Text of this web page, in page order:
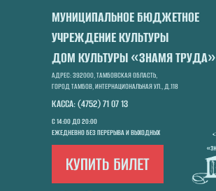
С 14:00 ДО 20:00
ЕЖЕДНЕВНО БЕЗ ПЕРЕРЫВА И ВЫХОДНЫХ
МУНИЦИПАЛЬНОЕ БЮДЖЕТНОЕ
УЧРЕЖДЕНИЕ КУЛЬТУРЫ
ДОМ КУЛЬТУРЫ «ЗНАМЯ ТРУДА»
АДРЕС: 392000, ТАМБОВСКАЯ ОБЛАСТЬ,
ГОРОД ТАМБОВ, ИНТЕРНАЦИОНАЛЬНАЯ УЛ., Д.118
КАССА: (4752) 71 07 13
КУПИТЬ БИЛЕТ